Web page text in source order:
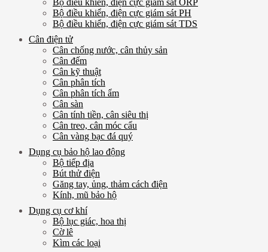
Bộ điều khiển, điện cực giám sát ORP
Bộ điều khiển, điện cực giám sát PH
Bộ điều khiển, điện cực giám sát TDS
Cân điện tử
Cân chống nước, cân thủy sản
Cân đếm
Cân kỹ thuật
Cân phân tích
Cân phân tích ẩm
Cân sàn
Cân tính tiền, cân siêu thị
Cân treo, cân móc cẩu
Cân vàng bạc đá quý
Dụng cụ bảo hộ lao động
Bộ tiếp địa
Bút thử điện
Găng tay, ủng, thảm cách điện
Kính, mũ bảo hộ
Dụng cụ cơ khí
Bộ lục giác, hoa thị
Cờ lê
Kìm các loại